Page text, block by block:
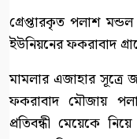
গ্রেপ্তারকৃত পলাশ
ইউনিয়নের ফকরাবাদ
মামলার এজাহার সূত্রে
ফকরাবাদ মৌজায়
প্রতিবন্ধী মেয়েকে